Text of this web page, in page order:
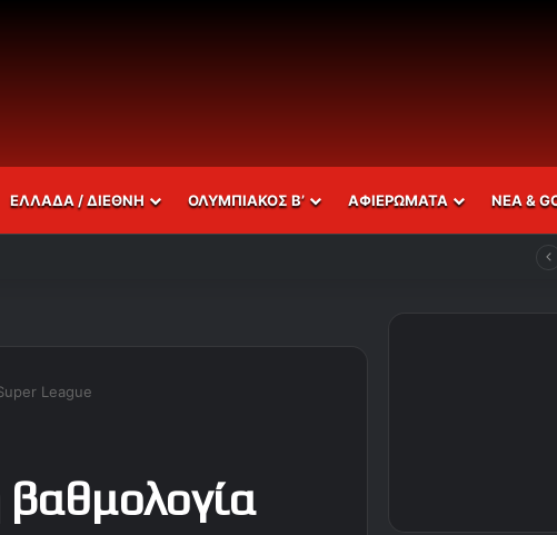
ΕΛΛΑΔΑ / ΔΙΕΘΝΗ ΟΛΥΜΠΙΑΚΟΣ Β’ ΑΦΙΕΡΩΜΑΤΑ ΝΕΑ &
League
βαθμολογία